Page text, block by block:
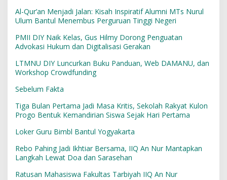
Al-Qur’an Menjadi Jalan: Kisah Inspiratif Alumni MTs Nurul
Ulum Bantul Menembus Perguruan Tinggi Negeri
PMII DIY Naik Kelas, Gus Hilmy Dorong Penguatan
Advokasi Hukum dan Digitalisasi Gerakan
LTMNU DIY Luncurkan Buku Panduan, Web DAMANU, dan
Workshop Crowdfunding
Sebelum Fakta
Tiga Bulan Pertama Jadi Masa Kritis, Sekolah Rakyat Kulon
Progo Bentuk Kemandirian Siswa Sejak Hari Pertama
Loker Guru Bimbl Bantul Yogyakarta
Rebo Pahing Jadi Ikhtiar Bersama, IIQ An Nur Mantapkan
Langkah Lewat Doa dan Sarasehan
Ratusan Mahasiswa Fakultas Tarbiyah IIQ An Nur